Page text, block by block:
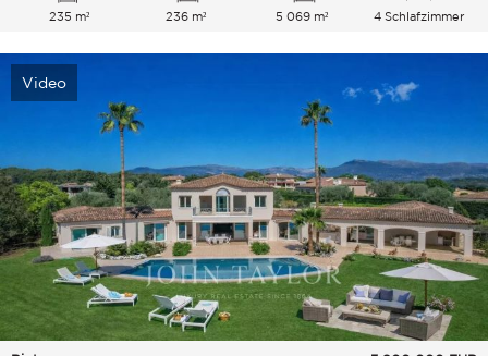
235 m² 236 m² 5 069 m² 4 Schlafzimmer
Video